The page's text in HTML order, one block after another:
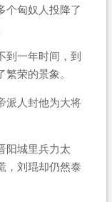
个匈奴人投降了
到一年时间，到
荣的景象。
派人封他为大将
阳城里兵力太
，刘琨却仍然泰